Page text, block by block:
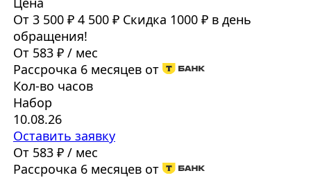
От 3 500 ₽ 4 500 ₽ Скидка 1000 ₽ в день
обращения!
От 583 ₽ / мес
Рассрочка 6 месяцев от
Кол-во часов
Набор
10.08.26
Оставить заявку
От 583 ₽ / мес
Рассрочка 6 месяцев от